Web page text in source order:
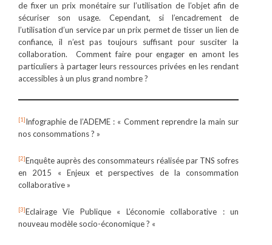
de fixer un prix monétaire sur l’utilisation de l’objet afin de
sécuriser son usage. Cependant, si l’encadrement de
l’utilisation d’un service par un prix permet de tisser un lien de
confiance, il n’est pas toujours suffisant pour susciter la
collaboration. Comment faire pour engager en amont les
particuliers à partager leurs ressources privées en les rendant
accessibles à un plus grand nombre ?
[1]Infographie de l’ADEME : « Comment reprendre la main sur
nos consommations ? »
[2]Enquête auprès des consommateurs réalisée par TNS sofres
en 2015 « Enjeux et perspectives de la consommation
collaborative »
[3]Eclairage Vie Publique « L’économie collaborative : un
nouveau modèle socio-économique ? «